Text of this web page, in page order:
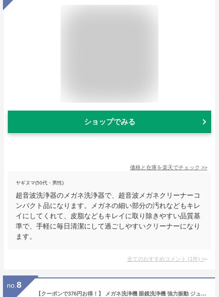
ショップでみる
価格と在庫を楽天でチェック >>
ヤギヌマ(50代・男性)
超音波洗浄器のメガネ洗浄器で、超音波メガネクリーナーコ
ンパクト品になります。メガネの細い部分の汚れなどもキレ
イにしてくれて、皮脂などもキレイに取り除きやすい品質基
準で、手軽に毎日清潔にして過ごしやすいクリーナーになり
ます。
全てのおすすめコメント (1件) >
no. 8
【クーポンで376円お得！】 メガネ洗浄機 眼鏡洗浄機 強力振動 ジュエリークリーナー 超音波洗浄機 花粉対策 眼鏡洗浄機 350ml洗浄タンク ステンレス鋼 47KHzソニッククリーナー メガネクリーナーマシン コンパクト 清潔 誕生日 ギフト 一人暮らし 家庭用 子供用 クリスマス